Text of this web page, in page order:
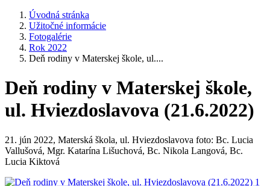
Úvodná stránka
Užitočné informácie
Fotogalérie
Rok 2022
Deň rodiny v Materskej škole, ul....
Deň rodiny v Materskej škole,
ul. Hviezdoslavova (21.6.2022)
21. jún 2022, Materská škola, ul. Hviezdoslavova foto: Bc. Lucia
Vallušová, Mgr. Katarína Lišuchová, Bc. Nikola Langová, Bc.
Lucia Kiktová